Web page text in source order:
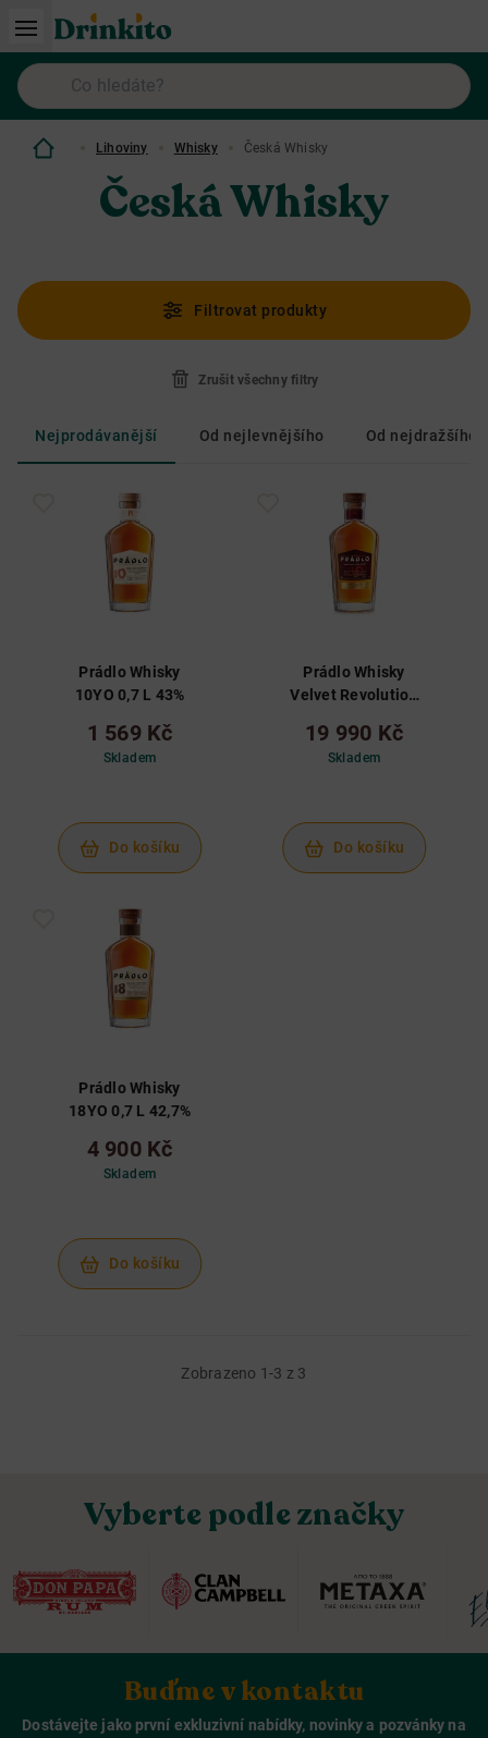
Lihoviny Whisky Česká Whisky
Česká Whisky
Filtrovat produkty
Zrušit všechny filtry
Nejprodávanější Od nejlevnějšího Od nejdražšího
Prádlo Whisky
10YO 0,7 L 43%
1 569 Kč
Skladem
Do košíku
Prádlo Whisky
Velvet Revolution
19 990 Kč
Skladem
Do košíku
Prádlo Whisky
18YO 0,7 L 42,7%
4 900 Kč
Skladem
Do košíku
Zobrazeno 1-3 z 3
Vyberte podle značky
Buďme v kontaktu
Dostávejte jako první exkluzivní nabídky, novinky a pozvánky na